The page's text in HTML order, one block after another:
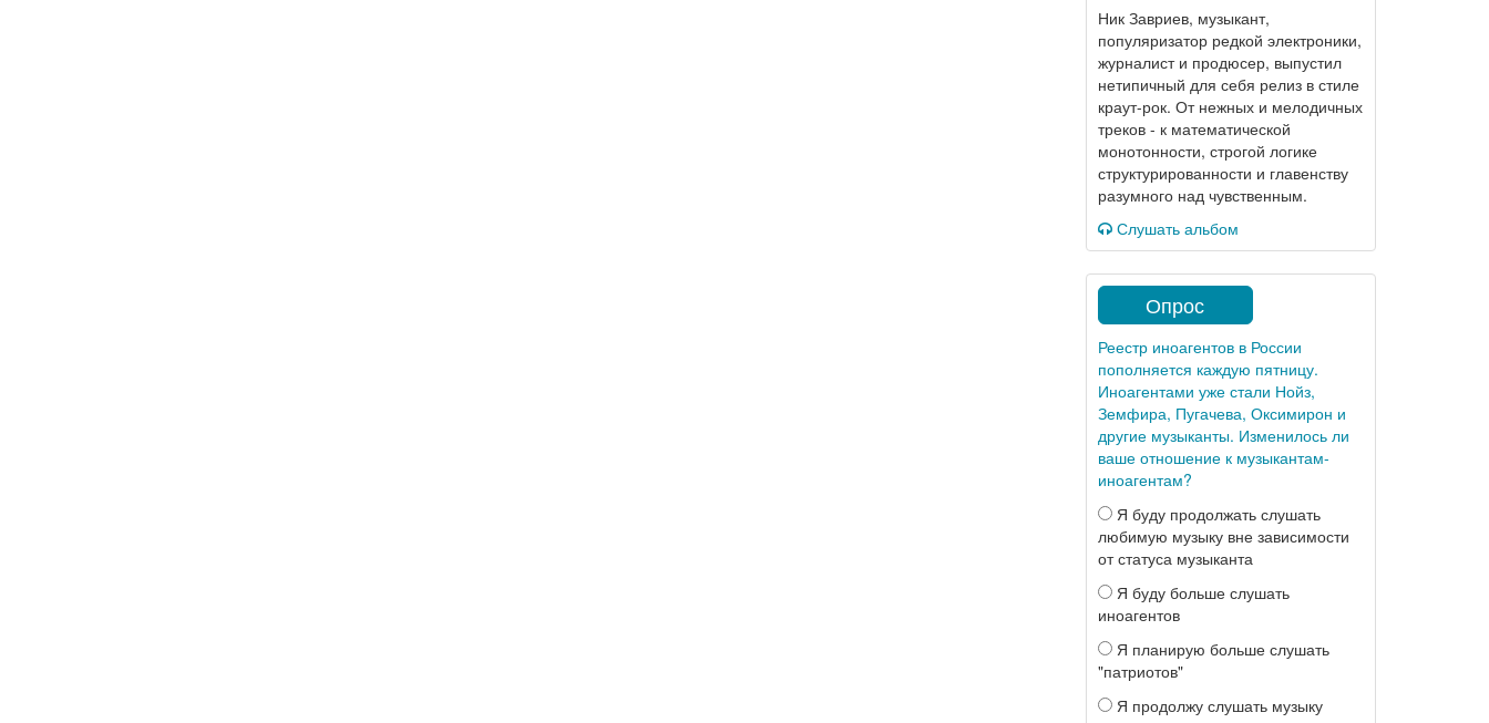
Ник Завриев, музыкант,
популяризатор редкой электроники,
журналист и продюсер, выпустил
нетипичный для себя релиз в стиле
краут-рок. От нежных и мелодичных
треков - к математической
монотонности, строгой логике
структурированности и главенству
разумного над чувственным.
Слушать альбом
Опрос
Реестр иноагентов в России
пополняется каждую пятницу.
Иноагентами уже стали Нойз,
Земфира, Пугачева, Оксимирон и
другие музыканты. Изменилось ли
ваше отношение к музыкантам-
иноагентам?
Я буду продолжать слушать
любимую музыку вне зависимости
от статуса музыканта
Я буду больше слушать
иноагентов
Я планирую больше слушать
"патриотов"
Я продолжу слушать музыку